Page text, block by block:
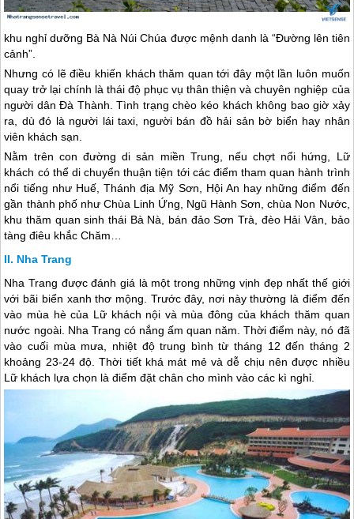
khu nghỉ dưỡng Bà Nà Núi Chúa được mệnh danh là “Đường lên tiên
cảnh”.
Nhưng có lẽ điều khiến khách thăm quan tới đây một lần luôn muốn
quay trở lại chính là thái độ phục vụ thân thiện và chuyên nghiệp của
người dân Đà Thành. Tình trạng chèo kéo khách không bao giờ xảy
ra, dù đó là người lái taxi, người bán đồ hải sản bờ biển hay nhân
viên khách sạn.
Nằm trên con đường di sản miền Trung, nếu chợt nổi hứng, Lữ
khách có thể di chuyển thuận tiện tới các điểm tham quan hành trình
nổi tiếng như Huế, Thánh địa Mỹ Sơn, Hội An hay những điểm đến
gần thành phố như Chùa Linh Ứng, Ngũ Hành Sơn, chùa Non Nước,
khu thăm quan sinh thái Bà Nà, bán đảo Sơn Trà, đèo Hải Vân, bảo
tàng điêu khắc Chăm…
Nha Trang
Nha Trang được đánh giá là một trong những vịnh đẹp nhất thế giới
với bãi biển xanh thơ mộng. Trước đây, nơi này thường là điểm đến
vào mùa hè của Lữ khách nội và mùa đông của khách thăm quan
nước ngoài. Nha Trang có nắng ấm quan năm. Thời điểm này, nó đã
vào cuối mùa mưa, nhiệt độ trung bình từ tháng 12 đến tháng 2
khoảng 23-24 độ. Thời tiết khá mát mẻ và dễ chịu nên được nhiều
Lữ khách lựa chọn là điểm đặt chân cho mình vào các kì nghỉ.